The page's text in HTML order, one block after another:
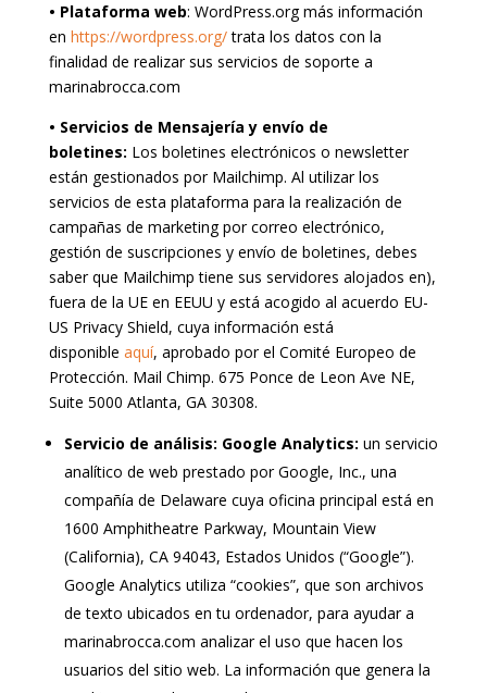
• Plataforma web: WordPress.org más información
en https://wordpress.org/trata los datos con la
finalidad de realizar sus servicios de soporte a
marinabrocca.com
• Servicios de Mensajería y envío de
boletines: Los boletines electrónicos o newsletter
están gestionados por Mailchimp. Al utilizar los
servicios de esta plataforma para la realización de
campañas de marketing por correo electrónico,
gestión de suscripciones y envío de boletines, debes
saber que Mailchimp tiene sus servidores alojados en),
fuera de la UE en EEUU y está acogido al acuerdo EU-
US Privacy Shield, cuya información está
disponible aquí, aprobado por el Comité Europeo de
Protección. Mail Chimp. 675 Ponce de Leon Ave NE,
Suite 5000 Atlanta, GA 30308.
Servicio de análisis: Google Analytics: un servicio
analítico de web prestado por Google, Inc., una
compañía de Delaware cuya oficina principal está en
1600 Amphitheatre Parkway, Mountain View
(California), CA 94043, Estados Unidos (“Google”).
Google Analytics utiliza “cookies”, que son archivos
de texto ubicados en tu ordenador, para ayudar a
marinabrocca.com analizar el uso que hacen los
usuarios del sitio web. La información que genera la